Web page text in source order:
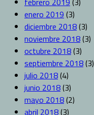
enero 2019 (3)
diciembre 2018(3)
noviembre 2018(3)
octubre 2018(3)
septiembre 2018(3)
julio 2018(4)
junio 2018(3)
mayo 2018(2)
abril 2018(3)